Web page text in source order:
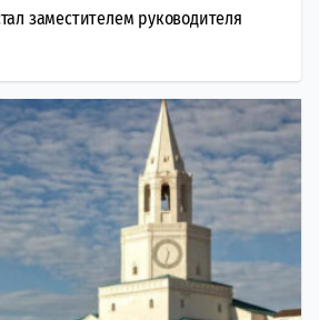
заместителем руководителя